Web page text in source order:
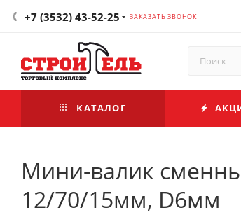
+7 (3532) 43-52-25 ЗАКАЗАТЬ ЗВОНОК
КАТАЛОГ
Мини-валик
12/70/15мм, D6мм